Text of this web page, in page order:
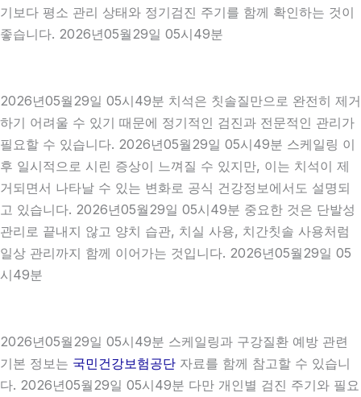
기보다 평소 관리 상태와 정기검진 주기를 함께 확인하는 것이
좋습니다. 2026년05월29일 05시49분
2026년05월29일 05시49분 치석은 칫솔질만으로 완전히 제거
하기 어려울 수 있기 때문에 정기적인 검진과 전문적인 관리가
필요할 수 있습니다. 2026년05월29일 05시49분 스케일링 이
후 일시적으로 시린 증상이 느껴질 수 있지만, 이는 치석이 제
거되면서 나타날 수 있는 변화로 공식 건강정보에서도 설명되
고 있습니다. 2026년05월29일 05시49분 중요한 것은 단발성
관리로 끝내지 않고 양치 습관, 치실 사용, 치간칫솔 사용처럼
일상 관리까지 함께 이어가는 것입니다. 2026년05월29일 05
시49분
2026년05월29일 05시49분 스케일링과 구강질환 예방 관련
기본 정보는 국민건강보험공단 자료를 함께 참고할 수 있습니
다. 2026년05월29일 05시49분 다만 개인별 검진 주기와 필요